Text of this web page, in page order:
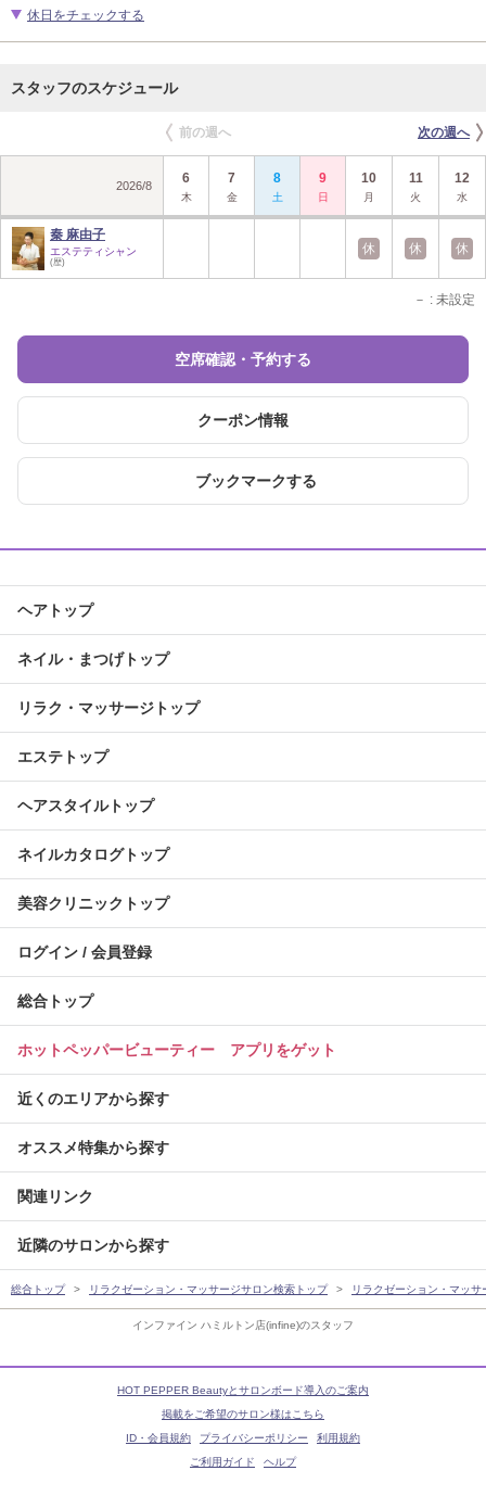
インファイン ハミルトン店(infine)のスタッフ
休日をチェックする
スタッフのスケジュール
前の週へ 次の週へ
2026/8 6
木
7
金
8
土
9
日
10
月
11
火
12
水
秦 麻由子
エステティシャン
(歴)
休 休 休
－ : 未設定
空席確認・予約する
クーポン情報
ブックマークする
ヘアトップ
ネイル・まつげトップ
リラク・マッサージトップ
エステトップ
ヘアスタイルトップ
ネイルカタログトップ
美容クリニックトップ
ログイン / 会員登録
総合トップ
ホットペッパービューティー アプリをゲット
近くのエリアから探す
オススメ特集から探す
関連リンク
近隣のサロンから探す
総合トップ リラクゼーション・マッサージサロン検索トップ リラクゼーション・マッ
HOT PEPPER Beautyとサロンボード導入のご案内
掲載をご希望のサロン様はこちら
ID・会員規約
プライバシーポリシー
利用規約
ご利用ガイド
ヘルプ